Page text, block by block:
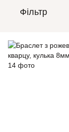
Фільтр